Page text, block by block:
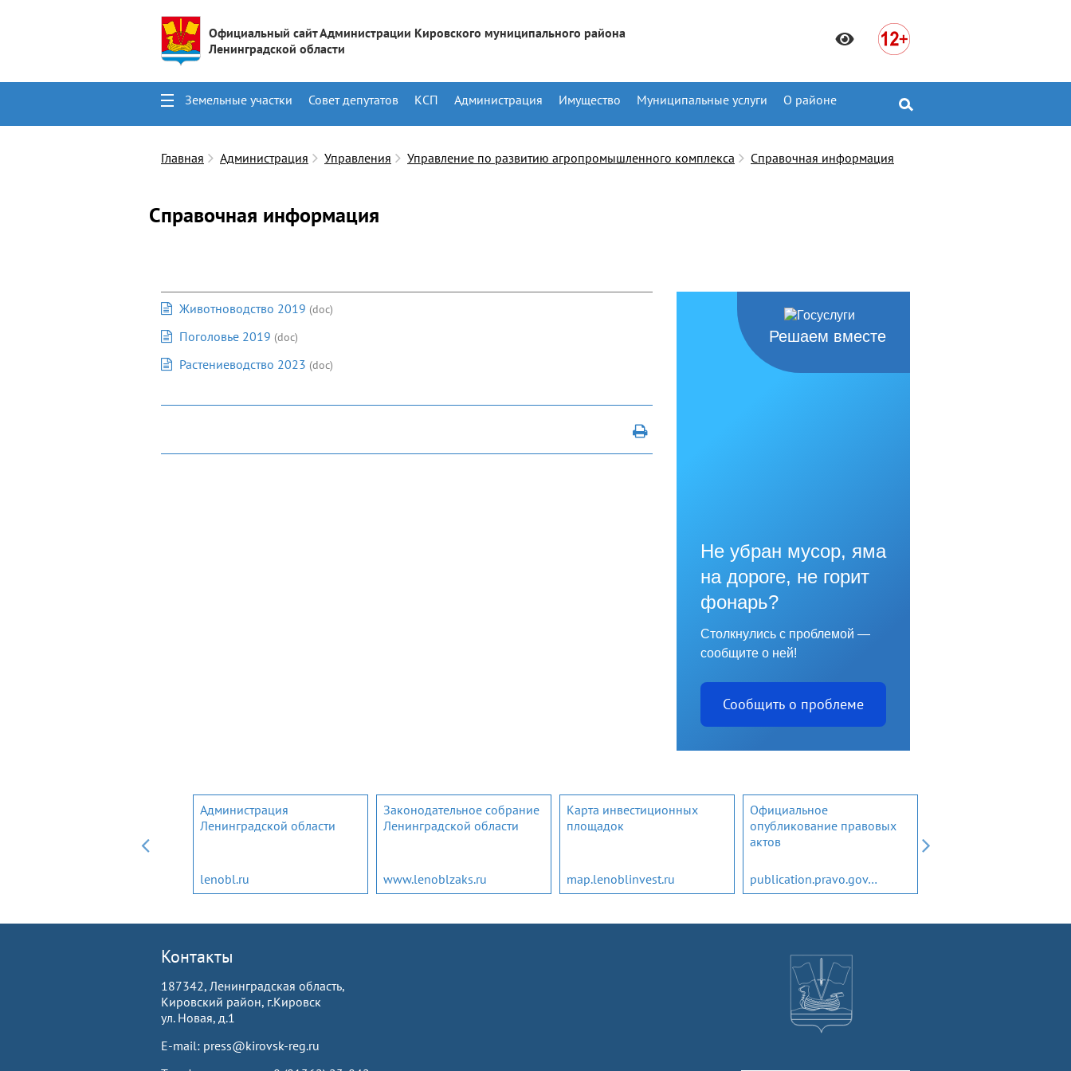
Официальный сайт Администрации Кировского муниципального района
Ленинградской области
Земельные участки Совет депутатов КСП Администрация Имущество Муниципальные услуги О районе
Главная
Администрация Управления Управление по развитию агропромышленного комплекса Справочная информация
Справочная информация
Животноводство 2019 (doc)
Поголовье 2019 (doc)
Растениеводство 2023 (doc)
Решаем вместе
Не убран мусор, яма
на дороге, не горит
фонарь?
Столкнулись с проблемой —
сообщите о ней!
Сообщить о проблеме
Администрация
Ленинградской области
lenobl.ru
Законодательное собрание
Ленинградской области
www.lenoblzaks.ru
Карта инвестиционных
площадок
map.lenoblinvest.ru
Официальное
опубликование правовых
актов
publication.pravo.gov.ru
Контакты
187342, Ленинградская область,
Кировский район, г.Кировск
ул. Новая, д.1
E-mail: press@kirovsk-reg.ru